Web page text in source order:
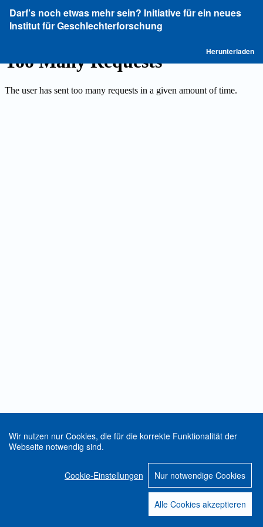
Wir nutzen nur Cookies, die für die korrekte Funktionalität der
Webseite notwendig sind.
Cookie-Einstellungen Nur notwendige Cookies
Alle Cookies akzeptieren
Artikeldetails
zurückkehren
Darf’s noch etwas mehr sein? Initiative für ein neues
Institut für Geschlechterforschung
Herunterladen